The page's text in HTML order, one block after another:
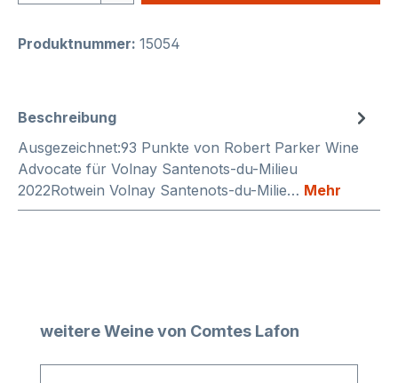
Produktnummer: 15054
Beschreibung
Ausgezeichnet:93 Punkte von Robert Parker Wine
Advocate für Volnay Santenots-du-Milieu
2022Rotwein Volnay Santenots-du-Milie… Mehr
Produktgalerie überspringen
weitere Weine von Comtes Lafon